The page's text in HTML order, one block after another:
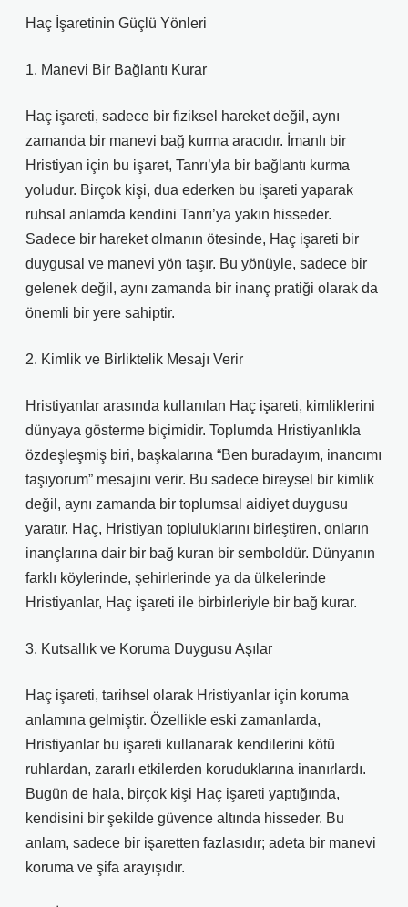
Haç İşaretinin Güçlü Yönleri
1. Manevi Bir Bağlantı Kurar
Haç işareti, sadece bir fiziksel hareket değil, aynı
zamanda bir manevi bağ kurma aracıdır. İmanlı bir
Hristiyan için bu işaret, Tanrı’yla bir bağlantı kurma
yoludur. Birçok kişi, dua ederken bu işareti yaparak
ruhsal anlamda kendini Tanrı’ya yakın hisseder.
Sadece bir hareket olmanın ötesinde, Haç işareti bir
duygusal ve manevi yön taşır. Bu yönüyle, sadece bir
gelenek değil, aynı zamanda bir inanç pratiği olarak da
önemli bir yere sahiptir.
2. Kimlik ve Birliktelik Mesajı Verir
Hristiyanlar arasında kullanılan Haç işareti, kimliklerini
dünyaya gösterme biçimidir. Toplumda Hristiyanlıkla
özdeşleşmiş biri, başkalarına “Ben buradayım, inancımı
taşıyorum” mesajını verir. Bu sadece bireysel bir kimlik
değil, aynı zamanda bir toplumsal aidiyet duygusu
yaratır. Haç, Hristiyan topluluklarını birleştiren, onların
inançlarına dair bir bağ kuran bir semboldür. Dünyanın
farklı köylerinde, şehirlerinde ya da ülkelerinde
Hristiyanlar, Haç işareti ile birbirleriyle bir bağ kurar.
3. Kutsallık ve Koruma Duygusu Aşılar
Haç işareti, tarihsel olarak Hristiyanlar için koruma
anlamına gelmiştir. Özellikle eski zamanlarda,
Hristiyanlar bu işareti kullanarak kendilerini kötü
ruhlardan, zararlı etkilerden koruduklarına inanırlardı.
Bugün de hala, birçok kişi Haç işareti yaptığında,
kendisini bir şekilde güvence altında hisseder. Bu
anlam, sadece bir işaretten fazlasıdır; adeta bir manevi
koruma ve şifa arayışıdır.